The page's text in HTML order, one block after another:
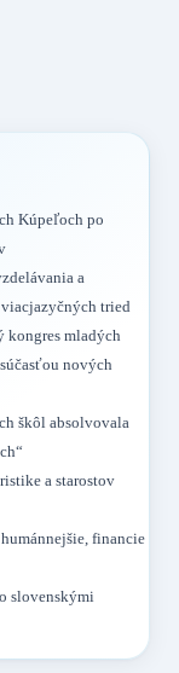
Kúpeľoch po
a
tried
kongres mladých
nových
škôl absolvovala
a starostov
financie
slovenskými